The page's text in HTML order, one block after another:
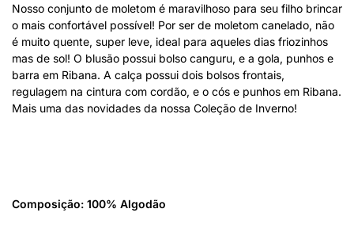
Nosso conjunto de moletom é maravilhoso para seu filho brincar
o mais confortável possível! Por ser de moletom canelado, não
é muito quente, super leve, ideal para aqueles dias friozinhos
mas de sol! O blusão possui bolso canguru, e a gola, punhos e
barra em Ribana. A calça possui dois bolsos frontais,
regulagem na cintura com cordão, e o cós e punhos em Ribana.
Mais uma das novidades da nossa Coleção de Inverno!
Composição: 100% Algodão